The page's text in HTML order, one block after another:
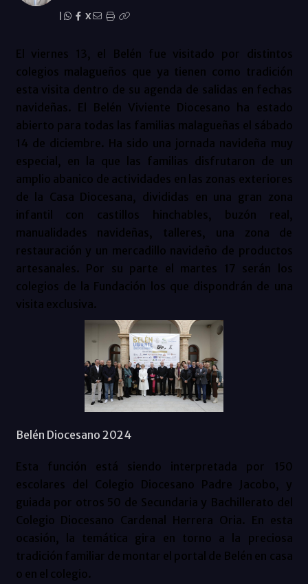
X
El viernes 13, el Belén fue visitado por distintos
colegios malagueños que ya tienen como tradición
esta visita dentro de su agenda de salidas en fechas
navideñas. El Belén Viviente Diocesano ha estado
abierto para todas las familias malagueñas el sábado
14 de diciembre. Ha sido una jornada navideña muy
especial, en la que las familias disfrutaron de un
amplio abanico de actividades en las zonas exteriores
de la Casa Diocesana, divididas en una gran zona
infantil con castillos hinchables, buzón real,
manualidades navideñas, talleres, una zona de
restauración y un mercadillo navideño de productos
artesanales. Por su parte el martes 17 serán los
colegios de la Fundación los que dispondrán de una
visita exclusiva.
Belén Diocesano 2024
Esta función está siendo interpretada por 150
escolares del Colegio Diocesano Padre Jacobo, y
guiada por otros 50 de Secundaria y Bachillerato del
Colegio Diocesano Cardenal Herrera Oria. En esta
ocasión, la temática gira en torno a la preciosa
tradición familiar de montar el portal de Belén en casa
o en el colegio.